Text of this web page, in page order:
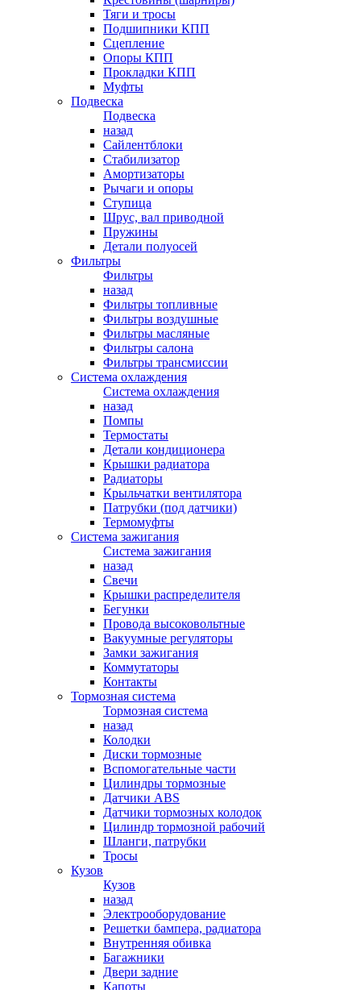
Тяги и тросы
Подшипники КПП
Сцепление
Опоры КПП
Прокладки КПП
Муфты
Подвеска
Подвеска
назад
Сайлентблоки
Стабилизатор
Амортизаторы
Рычаги и опоры
Ступица
Шрус, вал приводной
Пружины
Детали полуосей
Фильтры
Фильтры
назад
Фильтры топливные
Фильтры воздушные
Фильтры масляные
Фильтры салона
Фильтры трансмиссии
Система охлаждения
Система охлаждения
назад
Помпы
Термостаты
Детали кондиционера
Крышки радиатора
Радиаторы
Крыльчатки вентилятора
Патрубки (под датчики)
Термомуфты
Система зажигания
Система зажигания
назад
Свечи
Крышки распределителя
Бегунки
Провода высоковольтные
Вакуумные регуляторы
Замки зажигания
Коммутаторы
Контакты
Тормозная система
Тормозная система
назад
Колодки
Диски тормозные
Вспомогательные части
Цилиндры тормозные
Датчики ABS
Датчики тормозных колодок
Цилиндр тормозной рабочий
Шланги, патрубки
Тросы
Кузов
Кузов
назад
Электрооборудование
Решетки бампера, радиатора
Внутренняя обивка
Багажники
Двери задние
Капоты